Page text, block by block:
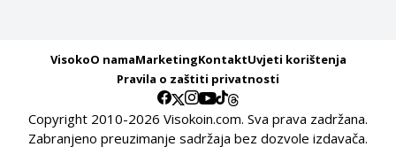
VisokoO namaMarketingKontaktUvjeti korištenja
Pravila o zaštiti privatnosti
Copyright 2010-2026 Visokoin.com. Sva prava zadržana.
Zabranjeno preuzimanje sadržaja bez dozvole izdavača.